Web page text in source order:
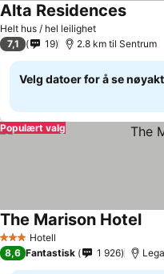
Helt hus / hel leilighet
Alta Residences
7,1 19 2.8 km til Sentrum
Velg datoer for å se
Populært valg
3 StjernerHotell
The Marison Hotel
8,6 Fantastisk 1 926